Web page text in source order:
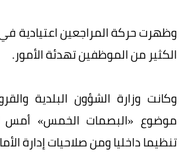
وظهرت حركة المراجعين اعتيادية في
الكثير من الموظفين تهدئة الأمور.
وكانت وزارة الشؤون البلدية
موضوع «البصمات الخمس» أمس
تنظيما داخليا ومن صلاحيات إدارة